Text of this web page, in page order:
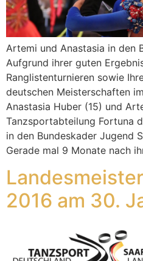
Artemi und Anastasia in den
Aufgrund ihrer guten
Ranglistenturnieren sowie
deutschen Meisterschaften
Anastasia Huber (15) und
Tanzsportabteilung Fortuna
in den Bundeskader Jugend
Gerade mal 9 Monate nach
2016 am 30.